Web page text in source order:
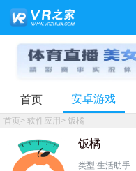
首页 安卓游戏
首页> 软件应用> 饭橘
饭橘
类型:生活助手